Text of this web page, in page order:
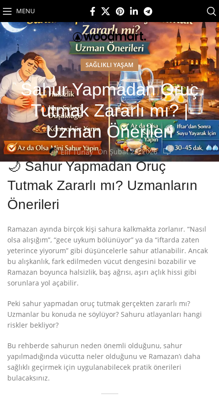
MENU
SAĞLIKLI YAŞAM
Sahur Yapmadan Oruç
Tutmak Zararlı mı? |
Uzman Önerileri
Elif Tunay On Şubat 22, 2026 0
🌙 Sahur Yapmadan Oruç
Tutmak Zararlı mı? Uzmanların
Önerileri
Ramazan ayında birçok kişi sahura kalkmakta zorlanır. “Nasıl
olsa alışığım”, “gece uykum bölünüyor” ya da “iftarda zaten
yeterince yiyorum” gibi düşüncelerle sahur atlanabilir. Ancak
bu alışkanlık, fark edilmeden vücut dengesini bozabilir ve
Ramazan boyunca halsizlik, baş ağrısı, aşırı açlık hissi gibi
sorunlara yol açabilir.
Peki sahur yapmadan oruç tutmak gerçekten zararlı mı?
Uzmanlar bu konuda ne söylüyor? Sahuru atlayanları hangi
riskler bekliyor?
Bu rehberde sahurun neden önemli olduğunu, sahur
yapılmadığında vücutta neler olduğunu ve Ramazan’ı daha
sağlıklı geçirmek için uygulanabilecek pratik önerileri
bulacaksınız.